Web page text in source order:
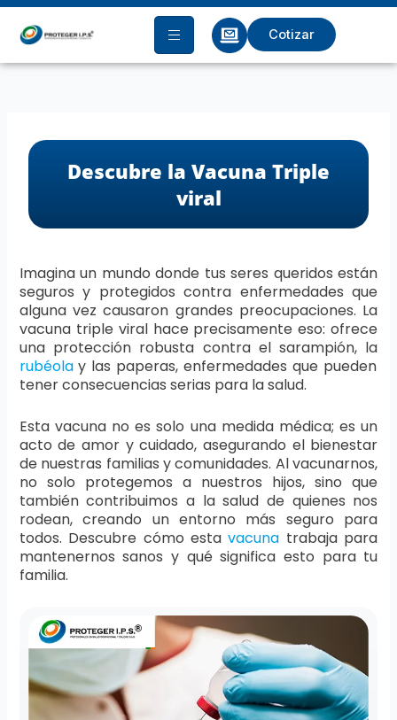
Ir
contenido
Cotizar
Descubre la Vacuna Triple
viral
Imagina un mundo donde tus seres queridos están
seguros y protegidos contra enfermedades que
alguna vez causaron grandes preocupaciones. La
vacuna triple viral hace precisamente eso: ofrece
una protección robusta contra el sarampión, la
rubéolay las paperas, enfermedades que pueden
tener consecuencias serias para la salud.
Esta vacuna no es solo una medida médica; es un
acto de amor y cuidado, asegurando el bienestar
de nuestras familias y comunidades. Al vacunarnos,
no solo protegemos a nuestros hijos, sino que
también contribuimos a la salud de quienes nos
rodean, creando un entorno más seguro para
todos. Descubre cómo estavacuna trabaja para
mantenernos sanos y qué significa esto para tu
familia.